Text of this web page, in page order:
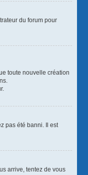
du forum pour
toute nouvelle création
pas été banni. Il est
arrive, tentez de vous